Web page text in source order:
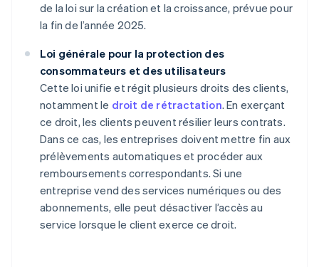
de la loi sur la création et la croissance, prévue pour
la fin de l’année 2025.
Loi générale pour la protection des
consommateurs et des utilisateurs
Cette loi unifie et régit plusieurs droits des clients,
notamment le droit de rétractation. En exerçant
ce droit, les clients peuvent résilier leurs contrats.
Dans ce cas, les entreprises doivent mettre fin aux
prélèvements automatiques et procéder aux
remboursements correspondants. Si une
entreprise vend des services numériques ou des
abonnements, elle peut désactiver l’accès au
service lorsque le client exerce ce droit.